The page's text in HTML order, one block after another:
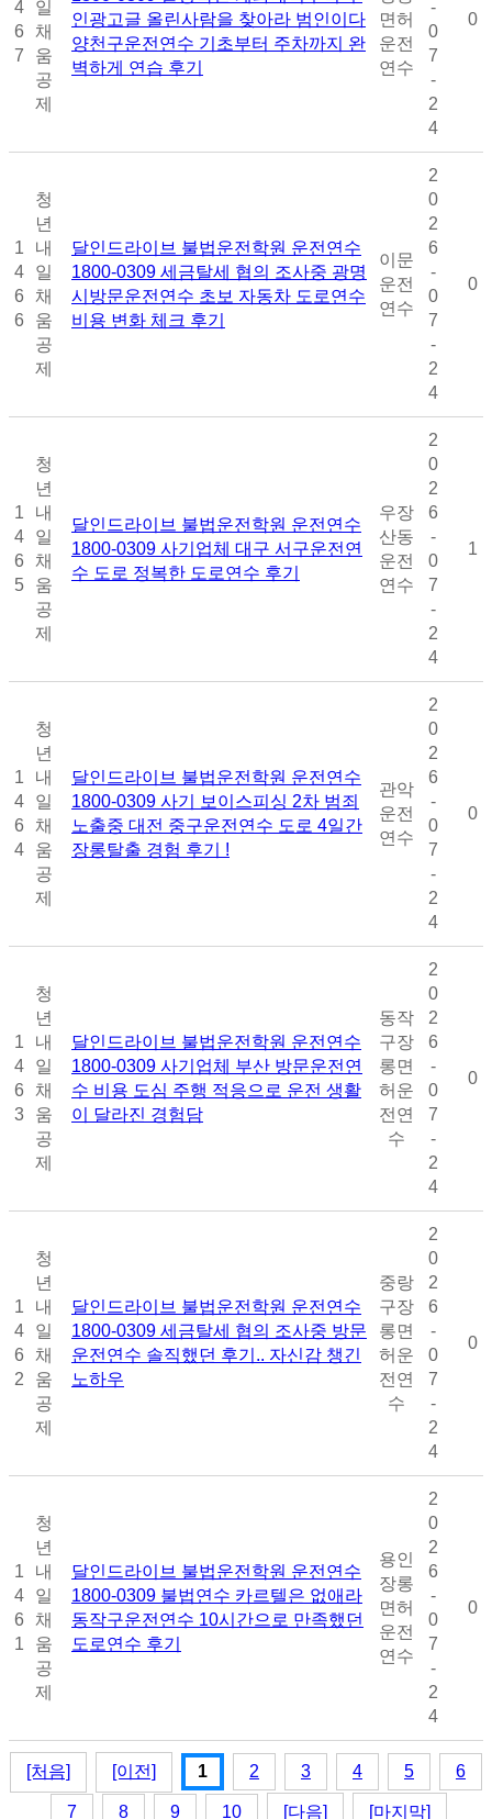
4
6
7
일
채
움
공
제
인광고글 올린사람을 찾아라 범인이다
양천구운전연수 기초부터 주차까지 완
벽하게 연습 후기
면허
운전
연수
-
0
7
-
2
4
0
1
4
6
6
청
년
내
일
채
움
공
제
달인드라이브 불법운전학원 운전연수
1800-0309 세금탈세 협의 조사중 광명
시방문운전연수 초보 자동차 도로연수
비용 변화 체크 후기
이문
운전
연수
2
0
2
6
-
0
7
-
2
4
0
1
4
6
5
청
년
내
일
채
움
공
제
달인드라이브 불법운전학원 운전연수
1800-0309 사기업체 대구 서구운전연
수 도로 정복한 도로연수 후기
우장
산동
운전
연수
2
0
2
6
-
0
7
-
2
4
1
1
4
6
4
청
년
내
일
채
움
공
제
달인드라이브 불법운전학원 운전연수
1800-0309 사기 보이스피싱 2차 범죄
노출중 대전 중구운전연수 도로 4일간
장롱탈출 경험 후기 !
관악
운전
연수
2
0
2
6
-
0
7
-
2
4
0
1
4
6
3
청
년
내
일
채
움
공
제
달인드라이브 불법운전학원 운전연수
1800-0309 사기업체 부산 방문운전연
수 비용 도심 주행 적응으로 운전 생활
이 달라진 경험담
동작
구장
롱면
허운
전연
수
2
0
2
6
-
0
7
-
2
4
0
1
4
6
2
청
년
내
일
채
움
공
제
달인드라이브 불법운전학원 운전연수
1800-0309 세금탈세 협의 조사중 방문
운전연수 솔직했던 후기.. 자신감 챙긴
노하우
중랑
구장
롱면
허운
전연
수
2
0
2
6
-
0
7
-
2
4
0
1
4
6
1
청
년
내
일
채
움
공
제
달인드라이브 불법운전학원 운전연수
1800-0309 불법연수 카르텔은 없애라
동작구운전연수 10시간으로 만족했던
도로연수 후기
용인
장롱
면허
운전
연수
2
0
2
6
-
0
7
-
2
4
0
[처음] [이전] 1 2 3 4 5 6
7 8 9 10 [다음] [마지막]